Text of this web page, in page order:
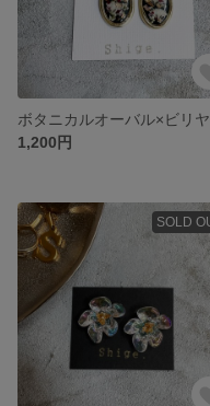
1,200円
SOLD